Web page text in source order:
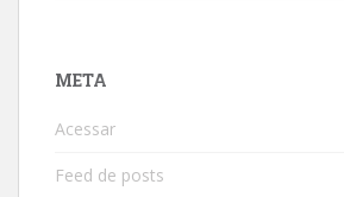
META
Acessar
Feed de posts